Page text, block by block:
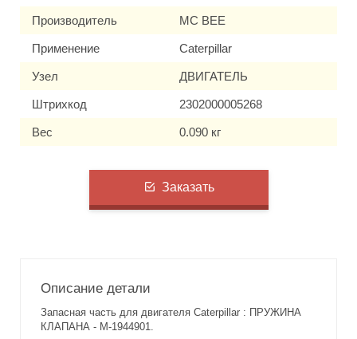
Производитель MC BEE
Применение Caterpillar
Узел ДВИГАТЕЛЬ
Штрихкод 2302000005268
Вес 0.090 кг
Заказать
Описание детали
Запасная часть для двигателя Caterpillar : ПРУЖИНА
КЛАПАНА - M-1944901.